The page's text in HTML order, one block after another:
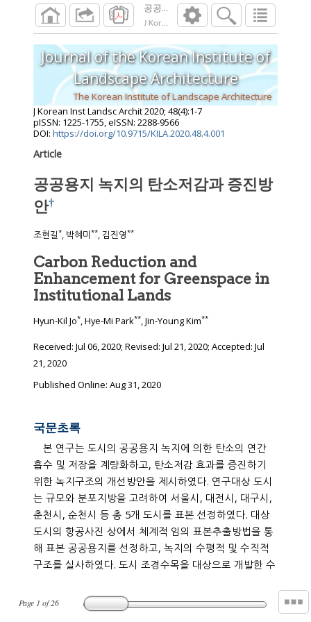
공공용지 녹지의 탄소저감과 증진방안†
J Korean Inst Landsc Archit 2020; 48
Page 1 of26
Journal of the Korean Institute of
Landscape Architecture
The Korean Institute of Landscape Architecture
J Korean Inst Landsc Archit2020; 48(4):1-7
pISSN: 1225-1755, eISSN: 2288-9566
DOI: https://doi.org/10.9715/KILA.2020.48.4.001
Article
공공용지 녹지의 탄소저감과 증진방
안†
조현길*, 박혜미**, 김진영**
Carbon Reduction and
Enhancement for Greenspace in
Institutional Lands
Hyun-Kil Jo*, Hye-Mi Park**, Jin-Young Kim**
Received: Jul 06, 2020; Revised: Jul 21, 2020; Accepted: Jul
21, 2020
Published Online: Aug 31, 2020
국문초록
본 연구는 도시의 공공용지 녹지에 의한 탄소의 연간
흡수 및 저장을 계량화하고, 탄소저감 효과를 증진하기
위한 녹지구조의 개선방안을 제시하였다. 연구대상 도시
는 규모와 분포지방을 고려하여 서울시, 대전시, 대구시,
춘천시, 순천시 등 총 5개 도시를 표본 선정하였다. 대상
도시의 항공사진 상에서 체계적 임의 표본추출방법을 통
해 표본 공공용지를 선정하고, 녹지의 수평적 및 수직적
구조를 실사하였다. 도시 조경수목을 대상으로 개발한 수